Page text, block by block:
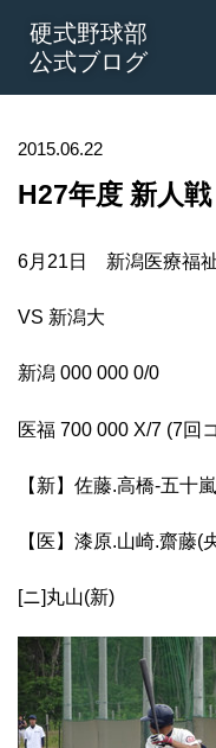
硬式野球部
公式ブログ
2015.06.22
H27年度 新人
6月21日 新潟医療福
VS 新潟大
新潟 000 000 0/0
医福 700 000 X/7 (7回
【新】佐藤.高橋-五十嵐
【医】漆原.山崎.齋藤(
[ニ]丸山(新)